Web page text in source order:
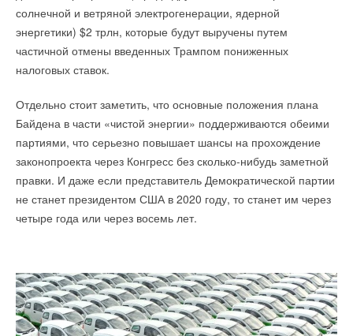
солнечной и ветряной электрогенерации, ядерной
энергетики) $2 трлн, которые будут выручены путем
частичной отмены введенных Трампом пониженных
налоговых ставок.
Отдельно стоит заметить, что основные положения плана
Байдена в части «чистой энергии» поддерживаются обеими
партиями, что серьезно повышает шансы на прохождение
законопроекта через Конгресс без сколько-нибудь заметной
правки. И даже если представитель Демократической партии
не станет президентом США в 2020 году, то станет им через
четыре года или через восемь лет.